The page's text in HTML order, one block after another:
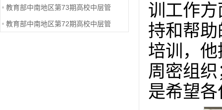
教育部中南地区第73期高校中层管
教育部中南地区第72期高校中层管
训工作
持和帮
培训，
周密组
是希望